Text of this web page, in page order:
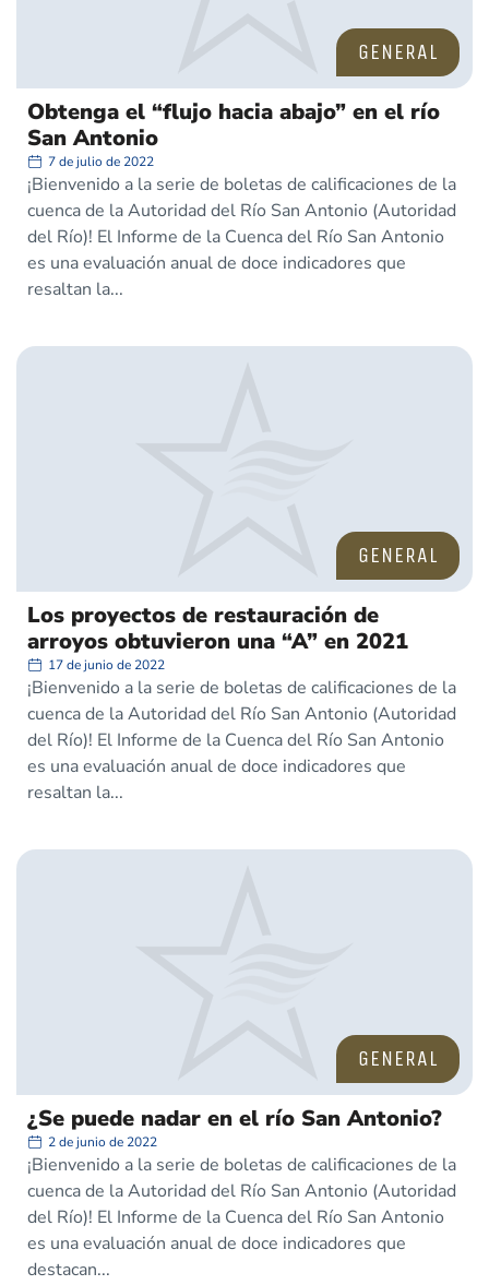
GENERAL
Obtenga el “flujo hacia abajo” en el río
San Antonio
7 de julio de 2022
¡Bienvenido a la serie de boletas de calificaciones de la
cuenca de la Autoridad del Río San Antonio (Autoridad
del Río)! El Informe de la Cuenca del Río San Antonio
es una evaluación anual de doce indicadores que
resaltan la
GENERAL
Los proyectos de restauración de
arroyos obtuvieron una “A” en 2021
17 de junio de 2022
¡Bienvenido a la serie de boletas de calificaciones de la
cuenca de la Autoridad del Río San Antonio (Autoridad
del Río)! El Informe de la Cuenca del Río San Antonio
es una evaluación anual de doce indicadores que
resaltan la
GENERAL
¿Se puede nadar en el río San Antonio?
2 de junio de 2022
¡Bienvenido a la serie de boletas de calificaciones de la
cuenca de la Autoridad del Río San Antonio (Autoridad
del Río)! El Informe de la Cuenca del Río San Antonio
es una evaluación anual de doce indicadores que
destacan